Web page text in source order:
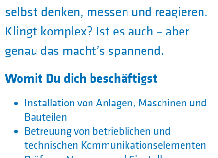
selbst denken, messen und reagieren.
Klingt komplex? Ist es auch – aber
genau das macht’s spannend.
Womit Du dich beschäftigst
Installation von Anlagen, Maschinen und
Bauteilen
Betreuung von betrieblichen und
technischen Kommunikationselementen